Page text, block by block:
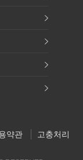
약관
고충처리